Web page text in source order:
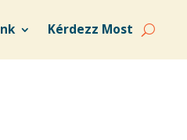
Kérdezz Most